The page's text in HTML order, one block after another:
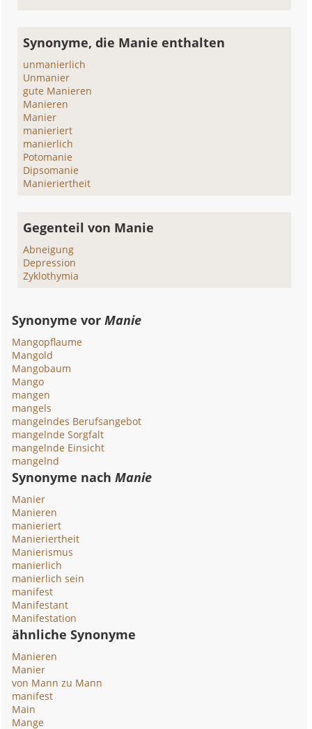
Synonyme, die Manie enthalten
unmanierlich
Unmanier
gute Manieren
Manieren
Manier
manieriert
manierlich
Potomanie
Dipsomanie
Manieriertheit
Gegenteil von Manie
Abneigung
Depression
Zyklothymia
Synonyme vorManie
Mangopflaume
Mangold
Mangobaum
Mango
mangen
mangels
mangelndes Berufsangebot
mangelnde Sorgfalt
mangelnde Einsicht
mangelnd
Synonyme nachManie
Manier
Manieren
manieriert
Manieriertheit
Manierismus
manierlich
manierlich sein
manifest
Manifestant
Manifestation
ähnliche Synonyme
Manieren
Manier
von Mann zu Mann
manifest
Main
Mange